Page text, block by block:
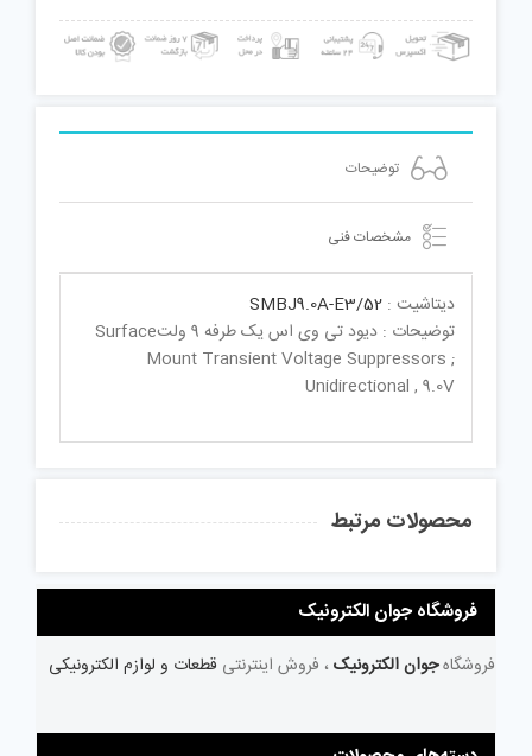
توضیحات
مشخصات فنی
دیتاشیت : SMBJ9.0A-E3/52
توضیحات : دیود تی وی اس یک طرفه 9 ولتSurface
Mount Transient Voltage Suppressors ;
Unidirectional , 9.0V
محصولات مرتبط
فروشگاه جوان الکترونیک
فروشگاهجوان الکترونیک ، فروش اینترنتی قطعات و لوازم الکترونیکی